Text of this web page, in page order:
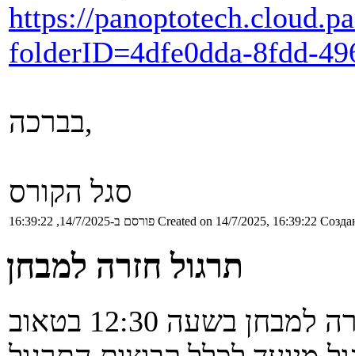
https://
folderID=4dfe0dda-8fdd-
בברכה,
סגל הקורס
פורסם ב-14/7/2025, 16:39:22 Created on 14/7/2025, 16:39:22
תרגול חזרה למבחן
ביום ראשון 13.7 יתקיים תרגול חזרה למבחן בשעה 12:30 בטאוב